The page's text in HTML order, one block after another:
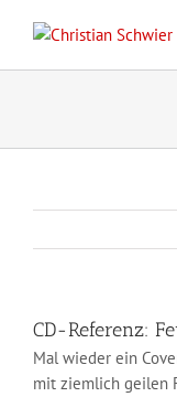
Inhalt
CD-Referenz:
Mal wieder ein
mit ziemlich geilen